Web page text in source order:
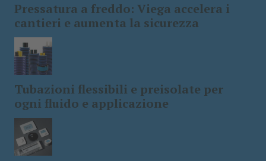
Pressatura a freddo: Viega accelera i
cantieri e aumenta la sicurezza
Tubazioni flessibili e preisolate per
ogni fluido e applicazione